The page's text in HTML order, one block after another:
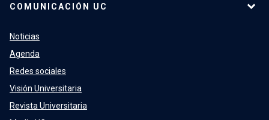
COMUNICACIÓN UC
Noticias
Agenda
Redes sociales
Visión Universitaria
Revista Universitaria